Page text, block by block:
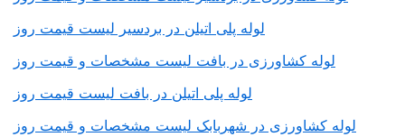
لوله پلی اتیلن در بردسیر لیست قیمت روز
لوله کشاورزی در بافت لیست مشخصات و قیمت روز
لوله پلی اتیلن در بافت لیست قیمت روز
لوله کشاورزی در شهربابک لیست مشخصات و قیمت روز